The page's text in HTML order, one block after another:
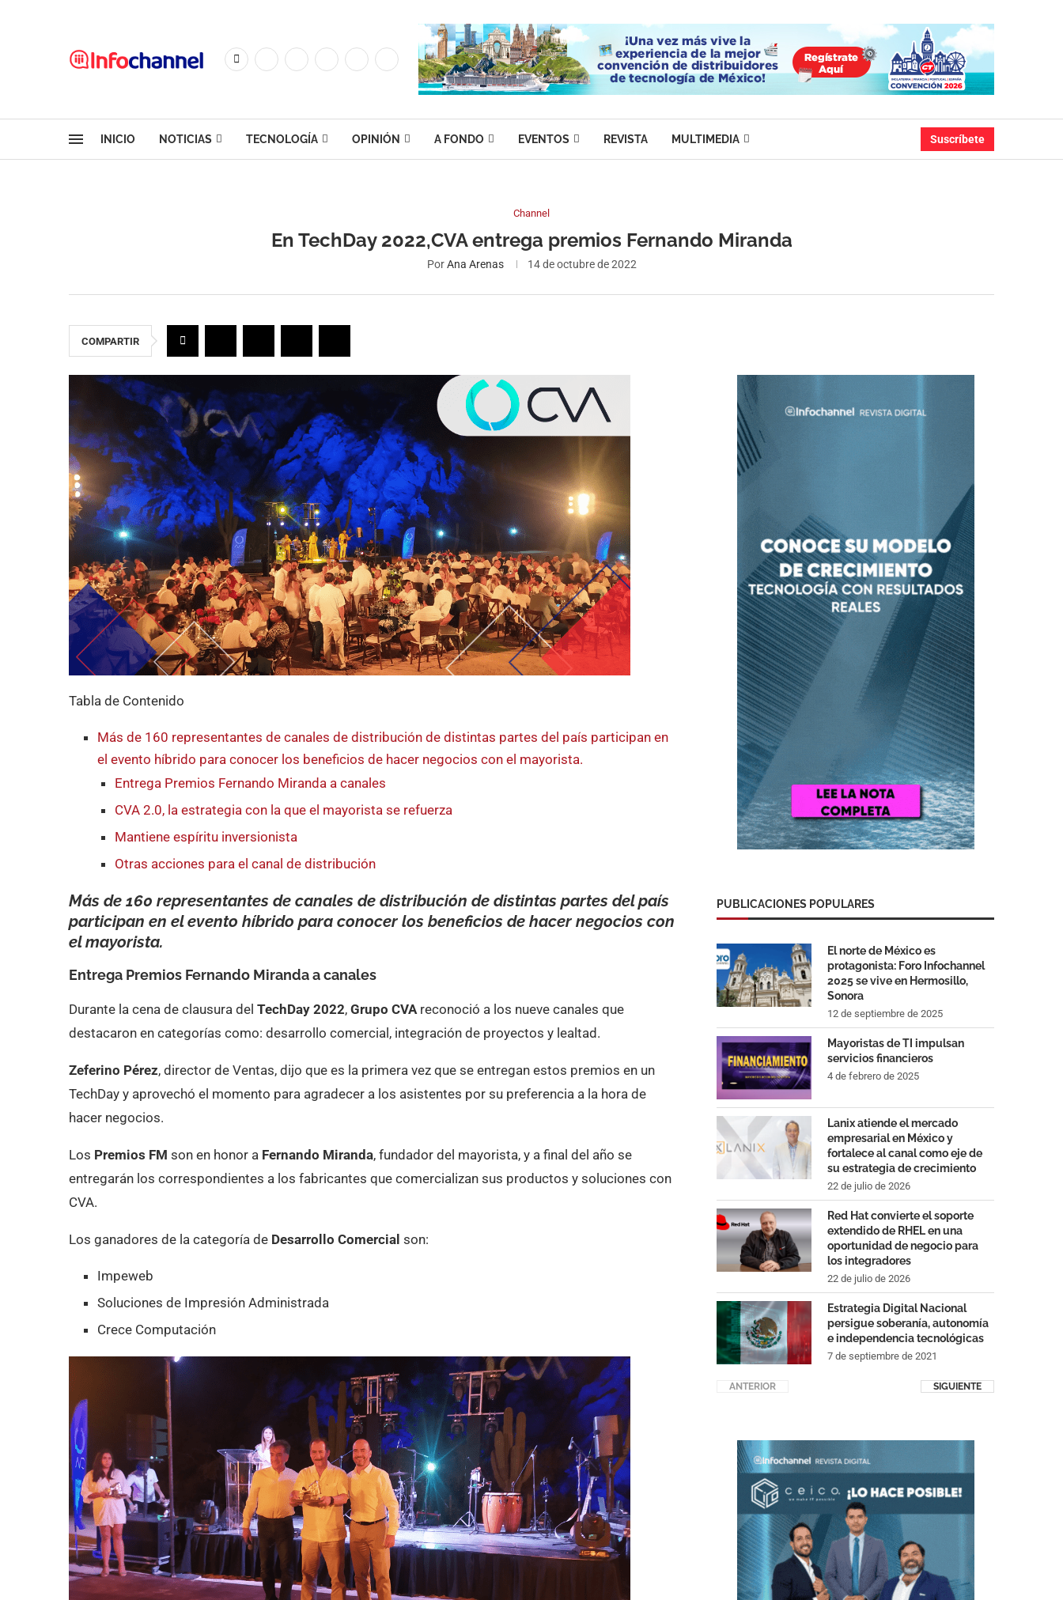
INICIO NOTICIAS TECNOLOGÍA OPINIÓN A FONDO EVENTOS REVISTA MULTIMEDIA Suscríbete
Channel
En TechDay 2022,CVA entrega premios Fernando Miranda
PorAna Arenas 14 de octubre de 2022
COMPARTIR
Tabla de Contenido
Más de 160 representantes de canales de distribución de distintas partes del país participan en
el evento híbrido para conocer los beneficios de hacer negocios con el mayorista.
Entrega Premios Fernando Miranda a canales
CVA 2.0, la estrategia con la que el mayorista se refuerza
Mantiene espíritu inversionista
Otras acciones para el canal de distribución
Más de 160 representantes de canales de distribución de distintas partes del país
participan en el evento híbrido para conocer los beneficios de hacer negocios con
el mayorista.
Entrega Premios Fernando Miranda a canales
Durante la cena de clausura del TechDay 2022, Grupo CVAreconoció a los nueve canales que
destacaron en categorías como: desarrollo comercial, integración de proyectos y lealtad.
Zeferino Pérez, director de Ventas, dijo que es la primera vez que se entregan estos premios en un
TechDay y aprovechó el momento para agradecer a los asistentes por su preferencia a la hora de
hacer negocios.
Los Premios FM son en honor a Fernando Miranda, fundador del mayorista, y a final del año se
entregarán los correspondientes a los fabricantes que comercializan sus productos y soluciones con
CVA.
Los ganadores de la categoría de Desarrollo Comercial son:
Impeweb
Soluciones de Impresión Administrada
Crece Computación
PUBLICACIONES POPULARES
El norte de México es
protagonista: Foro Infochannel
2025 se vive en Hermosillo,
Sonora
12 de septiembre de 2025
Mayoristas de TI impulsan
servicios financieros
4 de febrero de 2025
Lanix atiende el mercado
empresarial en México y
fortalece al canal como eje de
su estrategia de crecimiento
22 de julio de 2026
Red Hat convierte el soporte
extendido de RHEL en una
oportunidad de negocio para
los integradores
22 de julio de 2026
Estrategia Digital Nacional
persigue soberanía, autonomía
e independencia tecnológicas
7 de septiembre de 2021
ANTERIOR SIGUIENTE